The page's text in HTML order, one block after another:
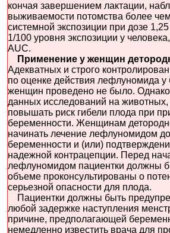
кончая завершением лактации,
выживаемости потомства более
системной экспозиции при дозе
1/100 уровня экспозиции у
AUC.
Применение у женщин
Адекватных и строго
по оценке действия лефлуномида
женщин проведено не было.
данных исследований на
повышать риск гибели плода при
беременности. Женщинам
начинать лечение лефлуномидом
беременности и (или)
надежной контрацепции. Перед
лефлуномидом пациентки должны
объеме проконсультированы о
серьезной опасности для плода.
Пациентки должны быть
любой задержке наступления
причине, предполагающей
немедленно известить врача для